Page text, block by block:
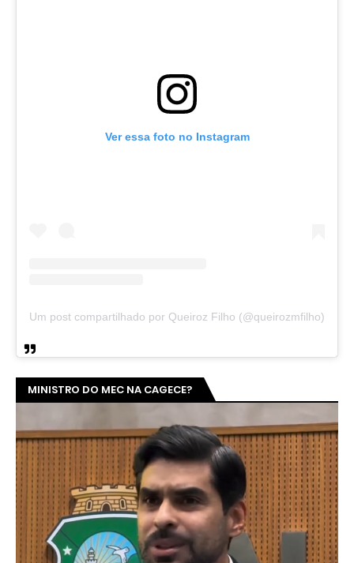
Ver essa foto no Instagram
Um post compartilhado por Queiroz Filho (@queirozmfilho)
MINISTRO DO MEC NA CAGECE?